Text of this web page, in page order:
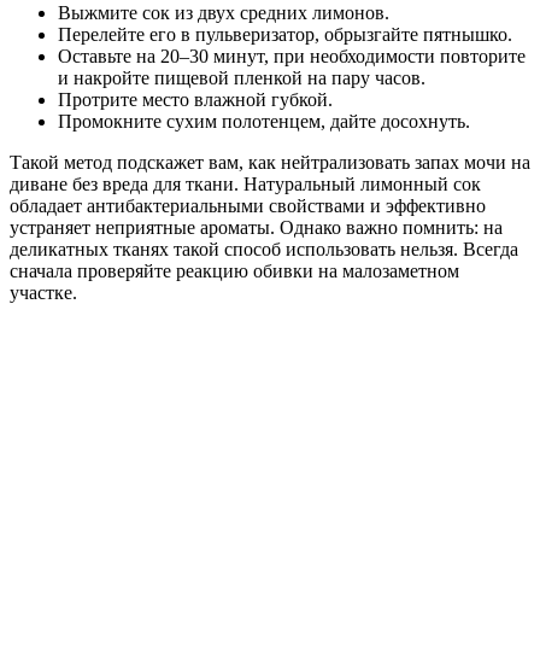
Выжмите сок из двух средних лимонов.
Перелейте его в пульверизатор, обрызгайте пятнышко.
Оставьте на 20–30 минут, при необходимости повторите
и накройте пищевой пленкой на пару часов.
Протрите место влажной губкой.
Промокните сухим полотенцем, дайте досохнуть.
Такой метод подскажет вам, как нейтрализовать запах мочи на
диване без вреда для ткани. Натуральный лимонный сок
обладает антибактериальными свойствами и эффективно
устраняет неприятные ароматы. Однако важно помнить: на
деликатных тканях такой способ использовать нельзя. Всегда
сначала проверяйте реакцию обивки на малозаметном
участке.